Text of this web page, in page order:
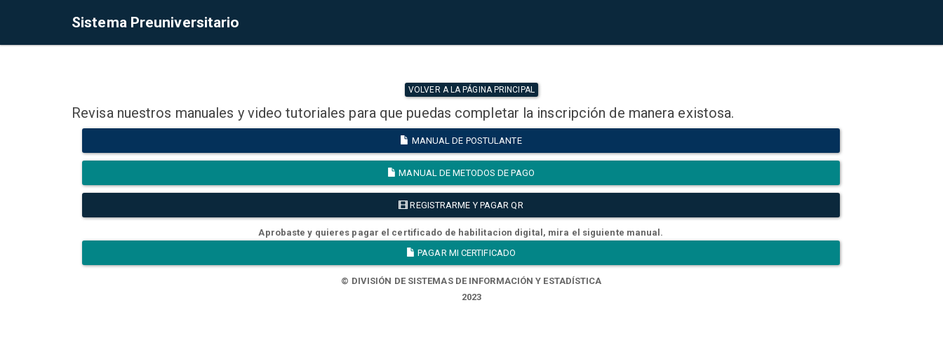
Sistema Preuniversitario
VOLVER A LA PÁGINA PRINCIPAL
Revisa nuestros manuales y video tutoriales para que puedas completar la inscripción de manera existosa.
MANUAL DE POSTULANTE
MANUAL DE METODOS DE PAGO
REGISTRARME Y PAGAR QR
Aprobaste y quieres pagar el certificado de habilitacion digital, mira el siguiente manual.
PAGAR MI CERTIFICADO
© DIVISIÓN DE SISTEMAS DE INFORMACIÓN Y ESTADÍSTICA
2023